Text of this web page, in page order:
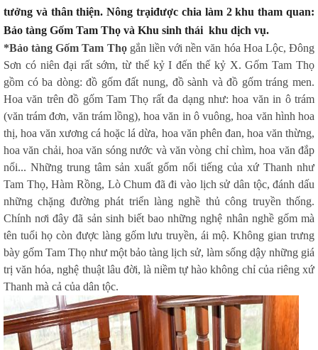
tưởng và thân thiện. Nông trạiđược chia làm 2 khu tham quan:
Bảo tàng Gốm Tam Thọ và Khu sinh thái  khu dịch vụ.
*Bảo tàng Gốm Tam Thọgắn liền với nền văn hóa Hoa Lộc, Đông
Sơn có niên đại rất sớm, từ thế kỷ I đến thế kỷ X. Gốm Tam Thọ
gồm có ba dòng: đồ gốm đất nung, đồ sành và đồ gốm tráng men.
Hoa văn trên đồ gốm Tam Thọ rất đa dạng như: hoa văn in ô trám
(văn trám đơn, văn trám lồng), hoa văn in ô vuông, hoa văn hình hoa
thị, hoa văn xương cá hoặc lá dừa, hoa văn phên đan, hoa văn thừng,
hoa văn chải, hoa văn sóng nước và văn vòng chỉ chìm, hoa văn đắp
nổi... Những trung tâm sản xuất gốm nổi tiếng của xứ Thanh như
Tam Thọ, Hàm Rồng, Lò Chum đã đi vào lịch sử dân tộc, đánh dấu
những chặng đường phát triển làng nghề thủ công truyền thống.
Chính nơi đây đã sản sinh biết bao những nghệ nhân nghề gốm mà
tên tuổi họ còn được làng gốm lưu truyền, ái mộ. Không gian trưng
bày gốm Tam Thọ như một bảo tàng lịch sử, làm sống dậy những giá
trị văn hóa, nghệ thuật lâu đời, là niềm tự hào không chỉ của riêng xứ
Thanh mà cả của dân tộc.